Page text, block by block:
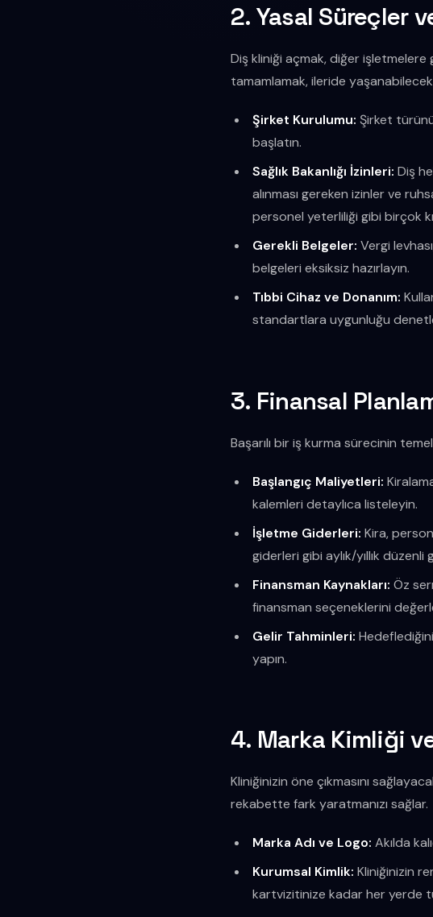
2. Yasal Süreçler
Diş kliniği açmak, diğer işletmelere
tamamlamak, ileride
Şirket Kurulumu: Şirket
başlatın.
Sağlık Bakanlığı İzinleri: Diş
alınması gereken izinler ve
personel yeterliliği gibi birçok
Gerekli Belgeler: Vergi
belgeleri eksiksiz hazırlayın.
Tıbbi Cihaz ve Donanım:
standartlara uygunluğu
3. Finansal
Başarılı bir iş kurma sürecinin
Başlangıç Maliyetleri:
kalemleri detaylıca listeleyin.
İşletme Giderleri: Kira,
giderleri gibi aylık/yıllık düzenli
Finansman Kaynakları: Öz
finansman seçeneklerini
Gelir Tahminleri:
yapın.
4. Marka Kimliği
Kliniğinizin öne çıkmasını
rekabette fark yaratmanızı sağlar.
Marka Adı ve Logo: Akılda
Kurumsal Kimlik: Kliniğinizin
kartvizitinize kadar her yerde